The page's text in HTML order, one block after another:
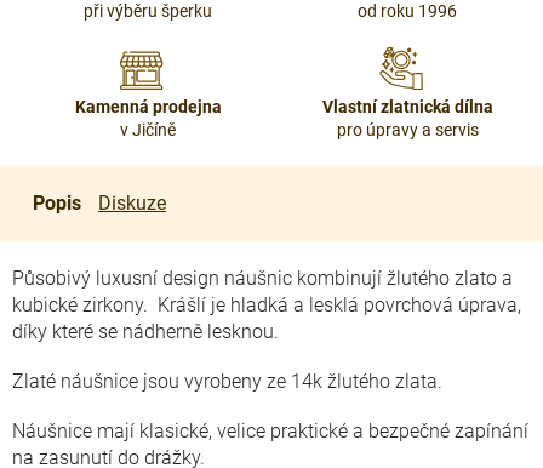
při výběru šperku
od roku 1996
Kamenná prodejna
v Jičíně
Vlastní zlatnická dílna
pro úpravy a servis
Popis Diskuze
Působivý luxusní design náušnic kombinují žlutého zlato a
kubické zirkony. Krášlí je hladká a lesklá povrchová úprava,
díky které se nádherně lesknou.
Zlaté náušnice jsou vyrobeny ze 14k žlutého zlata.
Náušnice mají klasické, velice praktické a bezpečné zapínání
na zasunutí do drážky.